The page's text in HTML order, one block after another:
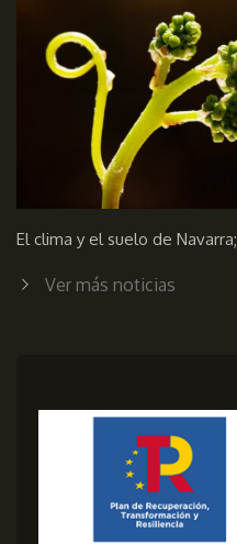
El clima y el suelo de
Ver más noticias